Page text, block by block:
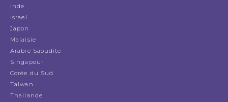
Inde
Israel
Japon
Malaisie
Arabie Saoudite
Singapour
Corée du Sud
Taiwan
Thailande